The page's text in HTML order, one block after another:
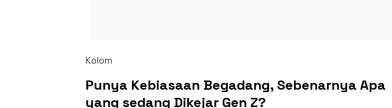
Kolom
Punya Kebiasaan Begadang, Sebenarnya Apa
yang sedang Dikejar Gen Z?